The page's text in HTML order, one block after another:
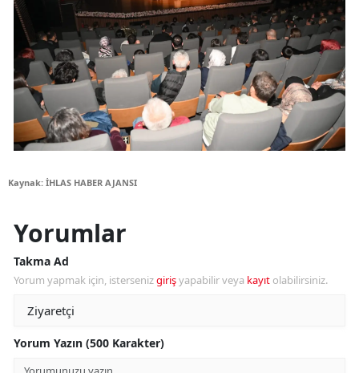
Kaynak: İHLAS HABER AJANSI
Yorumlar
Takma Ad
Yorum yapmak için, istersenizgirişyapabilir veya kayıt olabilirsiniz.
Yorum Yazın (500 Karakter)